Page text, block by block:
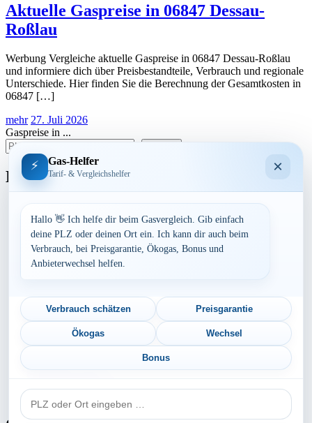
Aktuelle Gaspreise in 06847 Dessau-
Roßlau
Werbung Vergleiche aktuelle Gaspreise in 06847 Dessau-Roßlau
und informiere dich über Preisbestandteile, Verbrauch und regionale
Unterschiede. Hier finden Sie die Berechnung der Gesamtkosten in
06847 […]
mehr 27. Juli 2026
Gaspreise in ...
Bundesland
Bayern
Berlin
Brandenburg
Hamburg
Mecklenburg-Vorpommern
Niedersachsen
Nordrhein-Westfalen
Rheinland-Pfalz
Saarland
Sachsen-Anhalt
⚡ Gas-Helfer
Tarif- & Vergleichshelfer ×
Hallo 👋 Ich helfe dir beim Gasvergleich. Gib einfach
deine PLZ oder deinen Ort ein. Ich kann dir auch beim
Verbrauch, bei Preisgarantie, Ökogas, Bonus und
Anbieterwechsel helfen.
Verbrauch schätzen Preisgarantie
Ökogas Wechsel
Bonus
PLZ
oder
Ort